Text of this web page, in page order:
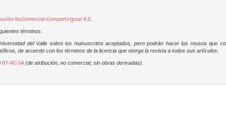
NoComercial-CompartirIgual 4.0.
términos:
del Valle sobre los manuscritos aceptados, pero podrán hacer los reusos que
de acuerdo con los términos de la licencia que otorga la revista a todos sus artículos.
BY-NC-SA(de atribución, no comercial, sin obras derivadas).